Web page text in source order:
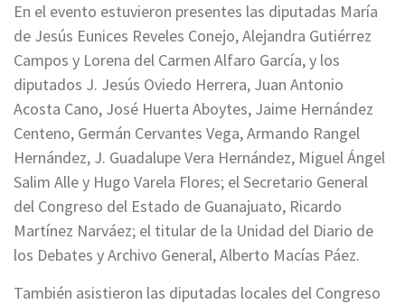
En el evento estuvieron presentes las diputadas María
de Jesús Eunices Reveles Conejo, Alejandra Gutiérrez
Campos y Lorena del Carmen Alfaro García, y los
diputados J. Jesús Oviedo Herrera, Juan Antonio
Acosta Cano, José Huerta Aboytes, Jaime Hernández
Centeno, Germán Cervantes Vega, Armando Rangel
Hernández, J. Guadalupe Vera Hernández, Miguel Ángel
Salim Alle y Hugo Varela Flores; el Secretario General
del Congreso del Estado de Guanajuato, Ricardo
Martínez Narváez; el titular de la Unidad del Diario de
los Debates y Archivo General, Alberto Macías Páez.
También asistieron las diputadas locales del Congreso